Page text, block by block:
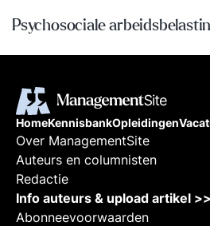
Psychosociale
HomeKennisbankOpleidingen
Over ManagementSite
Auteurs en columnisten
Redactie
Info auteurs & upload artikel >>
Abonneevoorwaarden